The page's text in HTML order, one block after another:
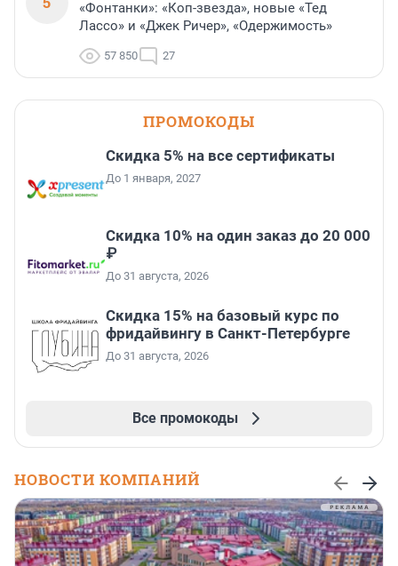
«Фонтанки»: «Коп-звезда», новые «Тед
Лассо» и «Джек Ричер», «Одержимость»
57 850 27
ПРОМОКОДЫ
Скидка 5% на все сертификаты
До 1 января, 2027
Скидка 10% на один заказ до 20 000
₽
До 31 августа, 2026
Скидка 15% на базовый курс по
фридайвингу в Санкт-Петербурге
До 31 августа, 2026
Все промокоды
НОВОСТИ КОМПАНИЙ